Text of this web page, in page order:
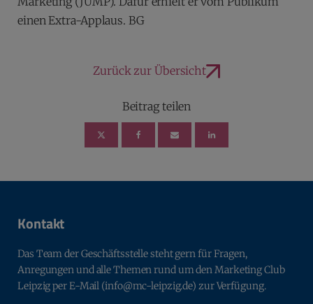
einen Extra-Applaus. BG
Zurück zur Übersicht
Beitrag teilen
Kontakt
Das Team der Geschäftsstelle steht gern für Fragen,
Anregungen und alle Themen rund um den Marketing Club
Leipzig per E-Mail (info@mc-leipzig.de) zur Verfügung.